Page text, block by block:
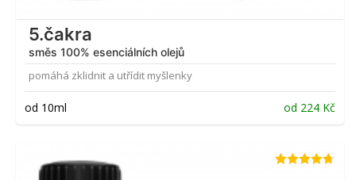
5.čakra
směs 100% esenciálních olejů
pomáhá zklidnit a utřídit myšlenky
od 10ml od 224 Kč